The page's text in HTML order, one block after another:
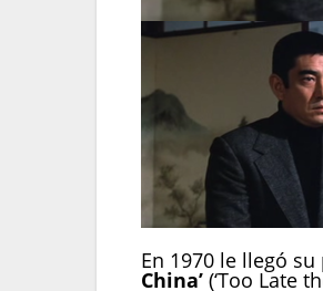
En 1970 le llegó
China’ (‘Too Late